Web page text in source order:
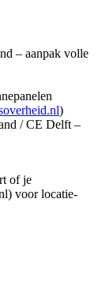
– aanpak volle
)
/ CE Delft –
of je
voor locatie-